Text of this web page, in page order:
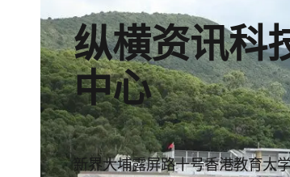
纵横资讯科
中心
新界大埔露屏路十号香港教育大